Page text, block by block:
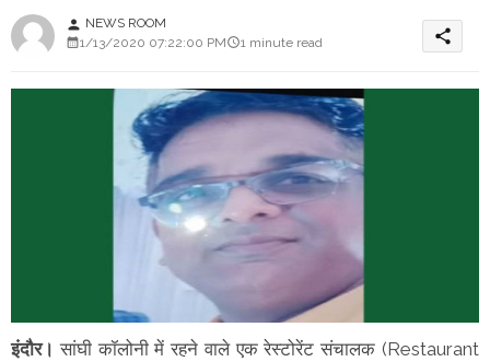
person NEWS ROOM
1/13/2020 07:22:00 PM
1 minute read share
इंदौर। सांघी कॉलोनी में रहने वाले एक रेस्टोरेंट संचालक (Restaurant